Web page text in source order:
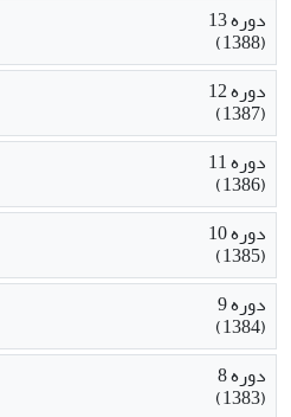
دوره 13
(1388)
دوره 12
(1387)
دوره 11
(1386)
دوره 10
(1385)
دوره 9
(1384)
دوره 8
(1383)